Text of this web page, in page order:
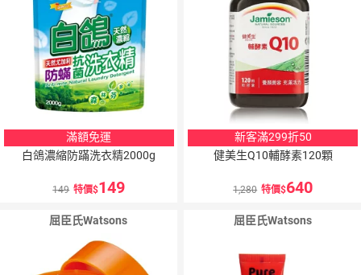
滿額免運
白鴿濃縮防蹣洗衣精2000g
149 特價 149
新客滿299折50
健美生Q10輔酵素120顆
1,280 特價 640
屈臣氏Watsons 屈臣氏Watsons